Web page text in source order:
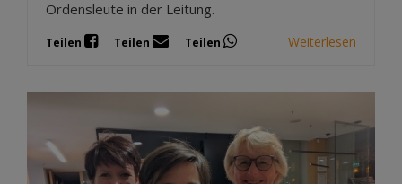
Ordensleute in der Leitung.
Teilen Teilen Teilen Weiterlesen